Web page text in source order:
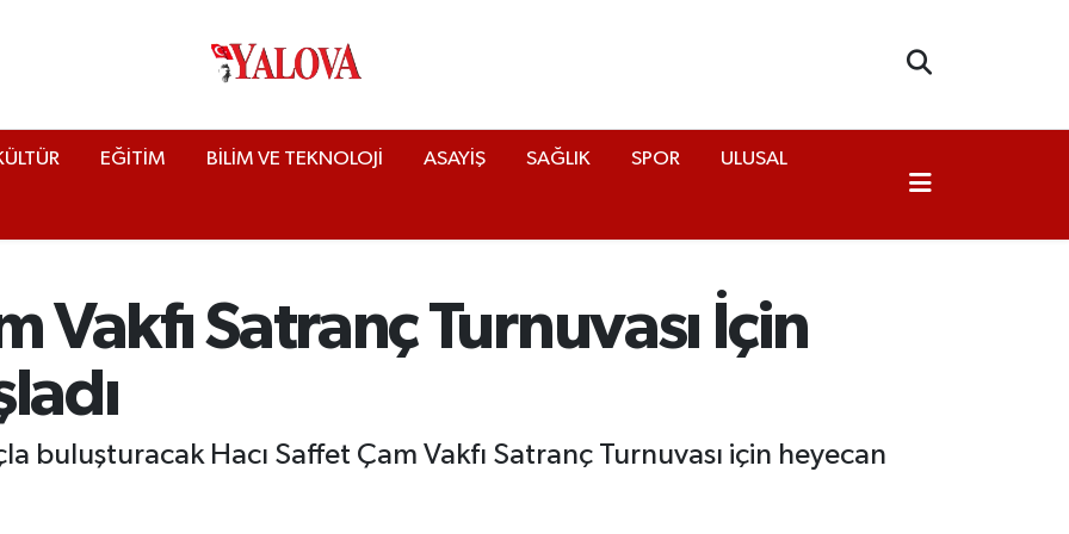
EĞİTİM BİLİM VE TEKNOLOJİ ASAYİŞ SAĞLIK SPOR ULUSAL
Vakfı Satranç Turnuvası İçin
buluşturacak Hacı Saffet Çam Vakfı Satranç Turnuvası için heyecan